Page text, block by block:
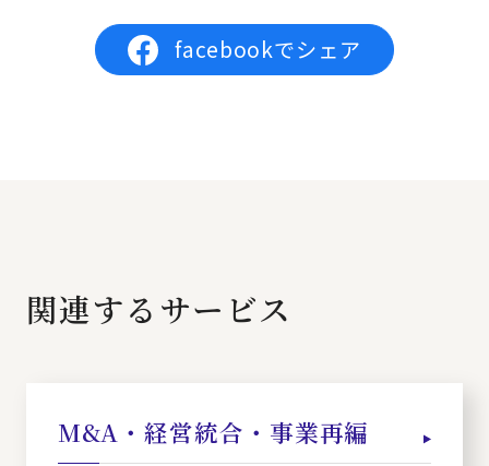
facebookでシェア
関連するサービス
M&A・経営統合・事業再編